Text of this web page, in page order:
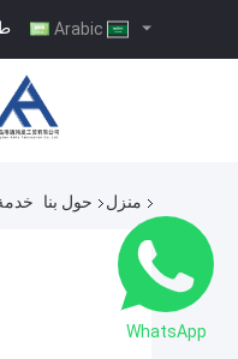
منزل حول بنا
WhatsApp